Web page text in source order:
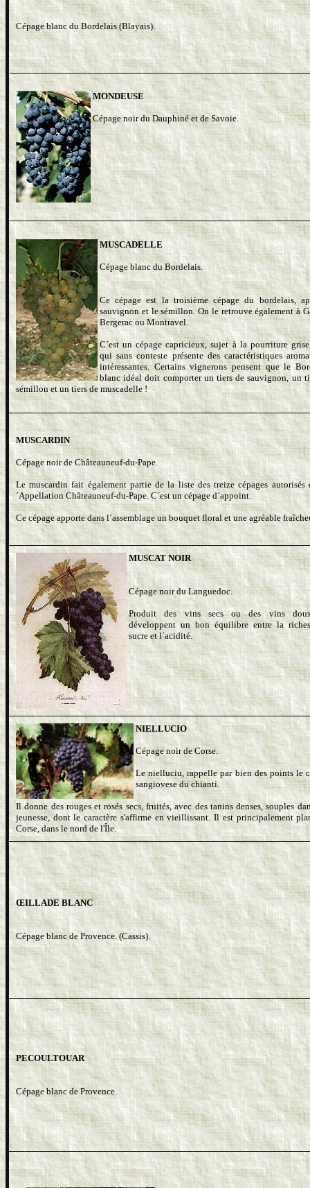
Cépage blanc du Bordelais (Blayais).
MONDEUSE
Cépage noir du Dauphiné et de Savoie.
MUSCADELLE
Cépage blanc du Bordelais.
Ce cépage est la troisième cépage du bordelais,
sauvignon et le sémillon. On le retrouve également à
Bergerac ou Montravel.
C´est un cépage capricieux, sujet à la pourriture
qui sans conteste présente des caractéristiques
intéressantes. Certains vignerons pensent que le
blanc idéal doit comporter un tiers de sauvignon, un
sémillon et un tiers de muscadelle !
MUSCARDIN
Cépage noir de Châteauneuf-du-Pape.
Le muscardin fait également partie de la liste des treize cépages autorisés
´Appellation Châteauneuf-du-Pape. C´est un cépage d´appoint.
Ce cépage apporte dans l´assemblage un bouquet floral et une agréable
MUSCAT NOIR
Cépage noir du Languedoc.
Produit des vins secs ou des vins
développent un bon équilibre entre la
sucre et l´acidité.
NIELLUCIO
Cépage noir de Corse.
Le nielluciu, rappelle par bien des points le
sangiovese du chianti.
Il donne des rouges et rosés secs, fruités, avec des tanins denses, souples
jeunesse, dont le caractère s'affirme en vieillissant. Il est principalement
Corse, dans le nord de l'Île.
ŒILLADE BLANC
Cépage blanc de Provence. (Cassis).
PECOULTOUAR
Cépage blanc de Provence.